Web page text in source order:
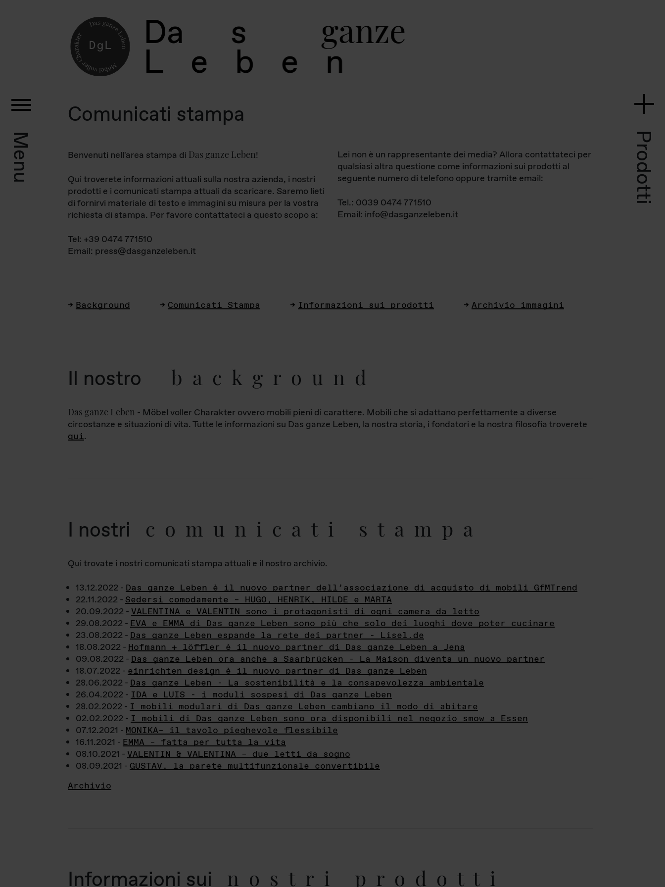
Da s ganz
L e b e
Menu Prodotti
Comunicati stampa
Benvenuti nell'area stampa di Das ganze Leben!
Qui troverete informazioni attuali sulla nostra azienda, i nostri
prodotti e i comunicati stampa attuali da scaricare. Saremo lieti
di fornirvi materiale di testo e immagini su misura per la vostra
richiesta di stampa. Per favore contattateci a questo scopo a:
Tel: +39 0474 771510
Email: press@dasganzeleben.it
Lei non è un rappresentante dei media? Allora contattateci per
qualsiasi altra questione come informazioni sui prodotti al
seguente numero di telefono oppure tramite email:
Tel.: 0039 0474 771510
Email: info@dasganzeleben.it
Background Comunicati Stampa Informazioni sui prodotti Archivio immagini
Il nostro background
Das ganze Leben - Möbel voller Charakter ovvero mobili pieni di carattere. Mobili che si adattano perfettamente a diverse
circostanze e situazioni di vita. Tutte le informazioni su Das ganze Leben, la nostra storia, i fondatori e la nostra filosofia troverete
qui.
I nostri comunicati stampa
Qui trovate i nostri comunicati stampa attuali e il nostro archivio.
13.12.2022 - Das ganze Leben è il nuovo partner dell’associazione di acquisto di mobili GfMTrend
22.11.2022 - Sedersi comodamente – HUGO, HENRIK, HILDE e MARTA
20.09.2022 - VALENTINA e VALENTIN sono i protagonisti di ogni camera da letto
29.08.2022 - EVA e EMMA di Das ganze Leben sono più che solo dei luoghi dove poter cucinare
23.08.2022 - Das ganze Leben espande la rete dei partner - Lisel.de
18.08.2022 - Hofmann + löffler è il nuovo partner di Das ganze Leben a Jena
09.08.2022 - Das ganze Leben ora anche a Saarbrücken - La Maison diventa un nuovo partner
18.07.2022 - einrichten design è il nuovo partner di Das ganze Leben
28.06.2022 - Das ganze Leben - La sostenibilità e la consapevolezza ambientale
26.04.2022 - IDA e LUIS - i moduli sospesi di Das ganze Leben
28.02.2022 - I mobili modulari di Das ganze Leben cambiano il modo di abitare
02.02.2022 - I mobili di Das ganze Leben sono ora disponibili nel negozio smow a Essen
07.12.2021 - MONIKA– il tavolo pieghevole flessibile
16.11.2021 - EMMA – fatta per tutta la vita
08.10.2021 - VALENTIN & VALENTINA – due letti da sogno
08.09.2021 - GUSTAV, la parete multifunzionale convertibile
Archivio
Informazioni sui nostri prodotti